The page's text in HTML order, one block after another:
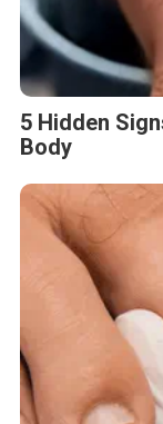
5 Hidden
Body